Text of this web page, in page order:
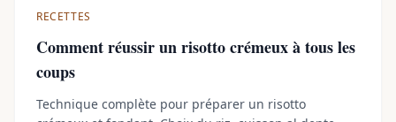
RECETTES
Comment réussir un risotto crémeux à tous les
coups
Technique complète pour préparer un risotto